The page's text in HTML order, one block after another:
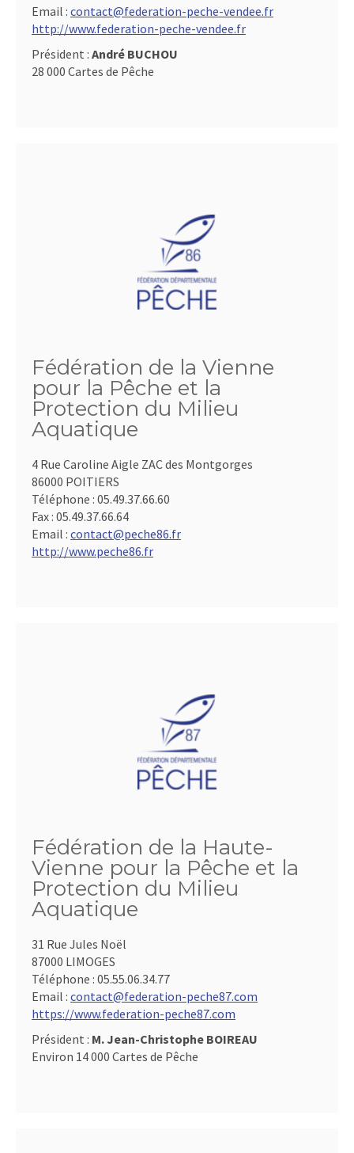
Email : contact@federation-peche-vendee.fr
http://www.federation-peche-vendee.fr
Président : André BUCHOU
28 000 Cartes de Pêche
Fédération de la Vienne
pour la Pêche et la
Protection du Milieu
Aquatique
4 Rue Caroline Aigle ZAC des Montgorges
86000 POITIERS
Téléphone : 05.49.37.66.60
Fax : 05.49.37.66.64
Email : contact@peche86.fr
http://www.peche86.fr
Fédération de la Haute-
Vienne pour la Pêche et la
Protection du Milieu
Aquatique
31 Rue Jules Noël
87000 LIMOGES
Téléphone : 05.55.06.34.77
Email : contact@federation-peche87.com
https://www.federation-peche87.com
Président : M. Jean-Christophe BOIREAU
Environ 14 000 Cartes de Pêche